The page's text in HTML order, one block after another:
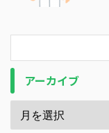
アーカイブ